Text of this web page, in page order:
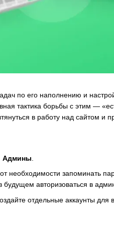
по его наполнению и
тактика борьбы с этим —
в работу над сайтом
Админы
необходимости запоминать
будущем авторизоваться в
отдельные аккаунты для